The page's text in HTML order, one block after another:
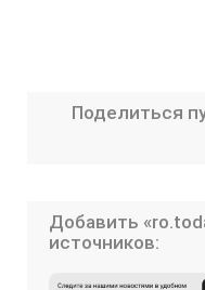
Поделиться
Добавить
источников: